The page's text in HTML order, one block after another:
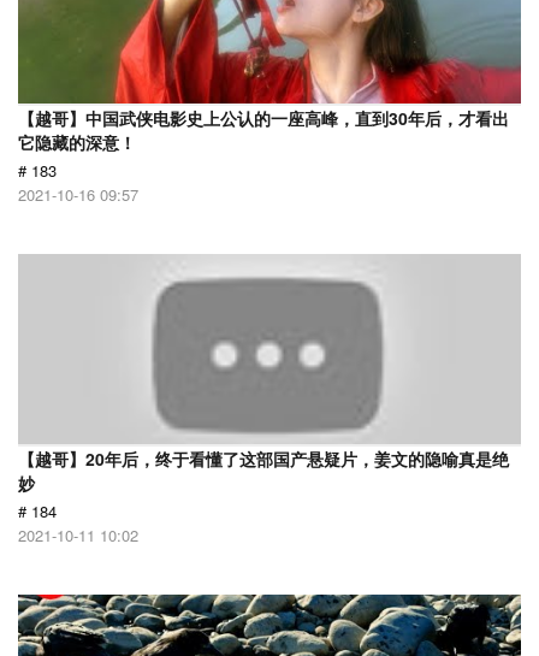
【越哥】中国武侠电影史上公认的一座高峰，直到30年后，才看出
它隐藏的深意！
# 183
2021-10-16 09:57
【越哥】20年后，终于看懂了这部国产悬疑片，姜文的隐喻真是绝
妙
# 184
2021-10-11 10:02